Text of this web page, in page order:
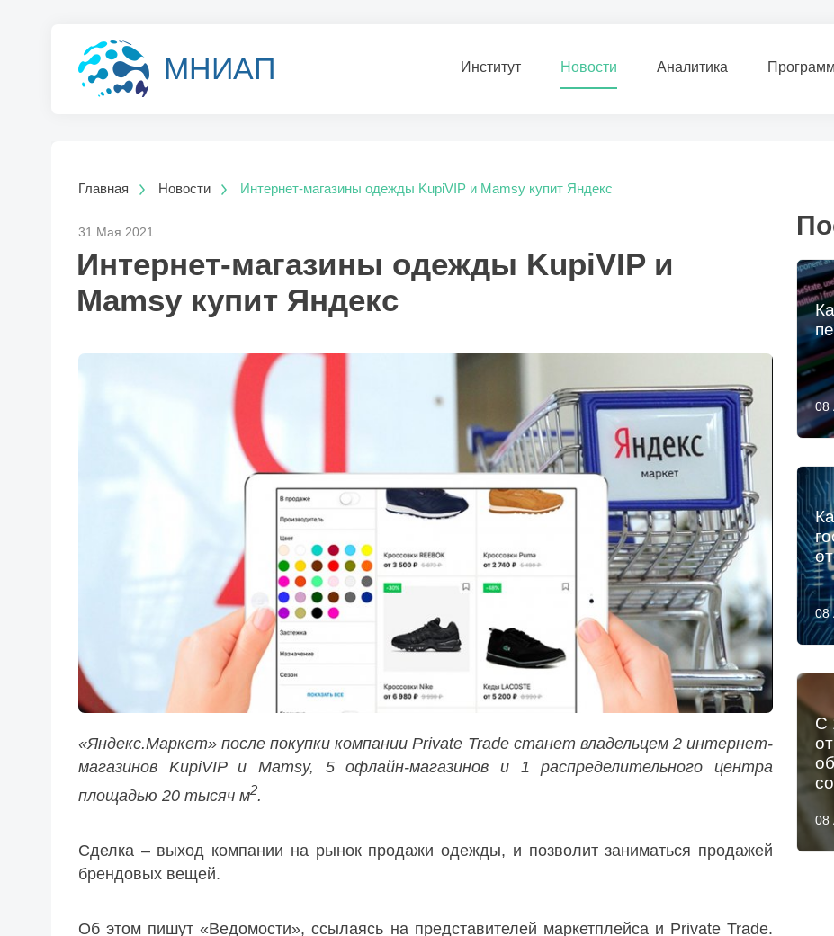
МНИАП Институт Новости Аналитика
Главная Новости Интернет-магазины одежды KupiVIP и Mamsy купит Яндекс
31 Мая 2021
Интернет-магазины одежды KupiVIP и
Mamsy купит Яндекс
«Яндекс.Маркет» после покупки компании Private Trade станет владельцем 2 интернет-
магазинов KupiVIP и Mamsy, 5 офлайн-магазинов и 1 распределительного центра
площадью 20 тысяч м2.
Сделка – выход компании на рынок продажи одежды, и позволит заниматься продажей
брендовых вещей.
Об этом пишут «Ведомости», ссылаясь на представителей маркетплейса и Private Trade.
08
08
08
С